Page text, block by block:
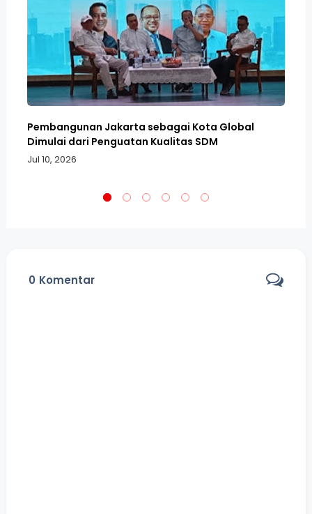
Pembangunan Jakarta sebagai Kota Global
Dimulai dari Penguatan Kualitas SDM
Jul 10, 2026
0 Komentar